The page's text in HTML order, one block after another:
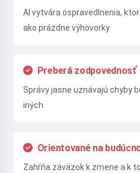
AI vytvára ospravedlnenia,
ako prázdne výhovorky
Preberá zodpovednosť
Správy jasne uznávajú chyby
iných
Orientované na
Zahŕňa záväzok k zmene a k